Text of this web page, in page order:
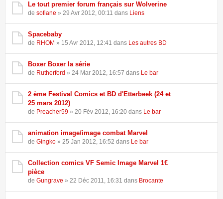
Le tout premier forum français sur Wolverine
de sofiane » 29 Avr 2012, 00:11 dans Liens
Spacebaby
de RHOM » 15 Avr 2012, 12:41 dans Les autres BD
Boxer Boxer la série
de Rutherford » 24 Mar 2012, 16:57 dans Le bar
2 ème Festival Comics et BD d'Etterbeek (24 et
25 mars 2012)
de Preacher59 » 20 Fév 2012, 16:20 dans Le bar
animation image/image combat Marvel
de Gingko » 25 Jan 2012, 16:52 dans Le bar
Collection comics VF Semic Image Marvel 1€
pièce
de Gungrave » 22 Déc 2011, 16:31 dans Brocante